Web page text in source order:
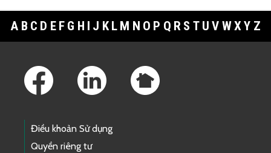
A B C D E F G H J K L M N O P Q R S T U V WXY Z
Điều khoản Sử dụng
Quyền riêng tư